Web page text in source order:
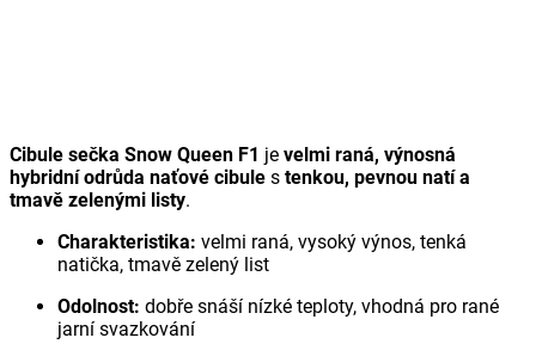
Cibule sečka Snow Queen F1 je velmi raná, výnosná
hybridní odrůda naťové cibule s tenkou, pevnou natí a
tmavě zelenými listy.
Charakteristika: velmi raná, vysoký výnos, tenká
natička, tmavě zelený list
Odolnost: dobře snáší nízké teploty, vhodná pro rané
jarní svazkování